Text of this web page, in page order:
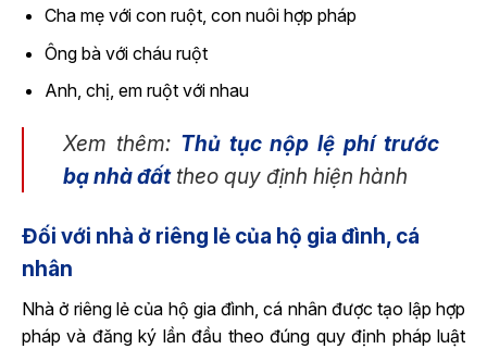
Cha mẹ với con ruột, con nuôi hợp pháp
Ông bà với cháu ruột
Anh, chị, em ruột với nhau
Xem thêm: Thủ tục nộp lệ phí trước
bạ nhà đấttheo quy định hiện hành
Đối với nhà ở riêng lẻ của hộ gia đình, cá
nhân
Nhà ở riêng lẻ của hộ gia đình, cá nhân được tạo lập hợp
pháp và đăng ký lần đầu theo đúng quy định pháp luật